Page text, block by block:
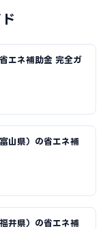
エネ補助金 完全ガ
山県）の省エネ補
井県）の省エネ補